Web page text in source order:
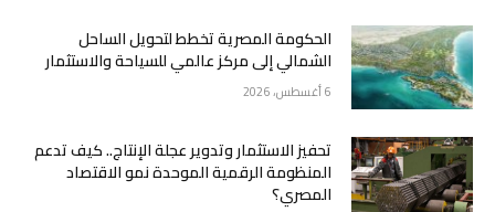
الحكومة المصرية تخطط لتحويل الساحل
الشمالي إلى مركز عالمي للسياحة والاستثمار
6 أغسطس، 2026
تحفيز الاستثمار وتدوير عجلة الإنتاج.. كيف تدعم
المنظومة الرقمية الموحدة نمو الاقتصاد
المصري؟